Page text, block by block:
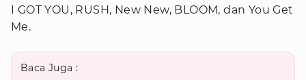
I GOT YOU, RUSH, New New, BLOOM, dan You Get
Me.
Baca Juga :